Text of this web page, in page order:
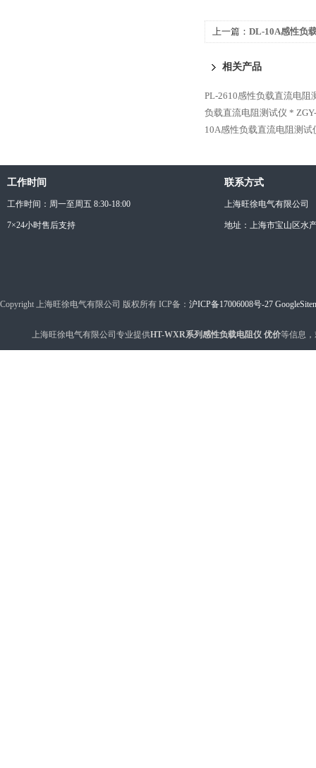
上一篇： DL-10A感性负
相关产品
PL-2610感性负载直流电阻
负载直流电阻测试仪 *
10A感性负载直流电阻测试
工作时间
工作时间：周一至周五 8:30-18:00
7×24小时售后支持
联系方式
上海旺徐电气有限公司
地址：上海市宝山区水
Copyright 上海旺徐电气有限公司 版权所有 ICP备： 沪ICP备17006008号-27
上海旺徐电气有限公司专业提供HT-WXR系列感性负载电阻仪 优价等信息